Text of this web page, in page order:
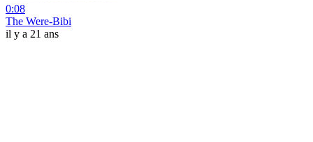
0:08
The Were-Bibi
il y a 21 ans